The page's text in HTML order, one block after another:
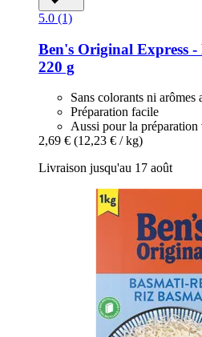
5.0 (1)
Ben's Original Express
220 g
Sans colorants ni arômes
Préparation facile
Aussi pour la préparation
2,69 € (12,23 € / kg)
Livraison jusqu'au 17 août